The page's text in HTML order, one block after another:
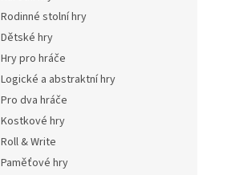
Rodinné stolní hry
Dětské hry
Hry pro hráče
Logické a abstraktní hry
Pro dva hráče
Kostkové hry
Roll & Write
Paměťové hry